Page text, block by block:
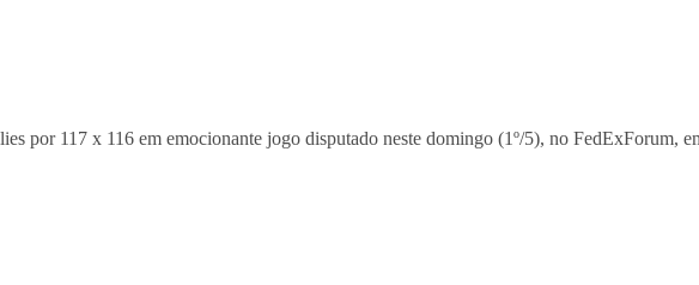
por 117 x 116 em emocionante jogo disputado neste domingo (1º/5), no FedExForum,